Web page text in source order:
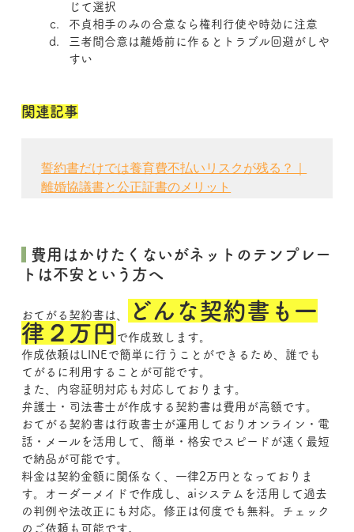
じて選択
不貞相手のみの合意なら権利行使や時効に注意
三者間合意は離婚前に作るとトラブル回避がしや
すい
関連記事
誓約書だけでは養育費不払いリスクが残る？｜
離婚協議書と公正証書のメリット
費用はかけたくないがネットのテンプレー
トは不安という方へ
おてがる契約書は、
どんな契約書も一
律２万円 で作成致します。
作成依頼はLINEで簡単に行うことができるため、誰でも
てがるに利用することが可能です。
また、内容証明対応も対応しております。
弁護士・司法書士が作成する契約書は費用が高額です。
おてがる契約書は行政書士が運用しておりオンライン・電
話・メールを活用して、簡単・格安でスピードが速く最短
で納品が可能です。
料金は契約金額に関係なく、一律2万円となっておりま
す。オーダーメイドで作成し、aiシステムを活用して過去
の判例や法改正にも対応。修正は何度でも無料。チェック
のご依頼も可能です。